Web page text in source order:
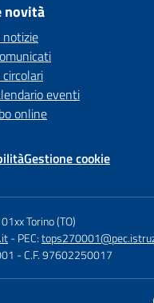
novità
notizie
circolari
eventi
online
Gestione cookie
Torino (TO)
- PEC:
- C.F. 97602250017